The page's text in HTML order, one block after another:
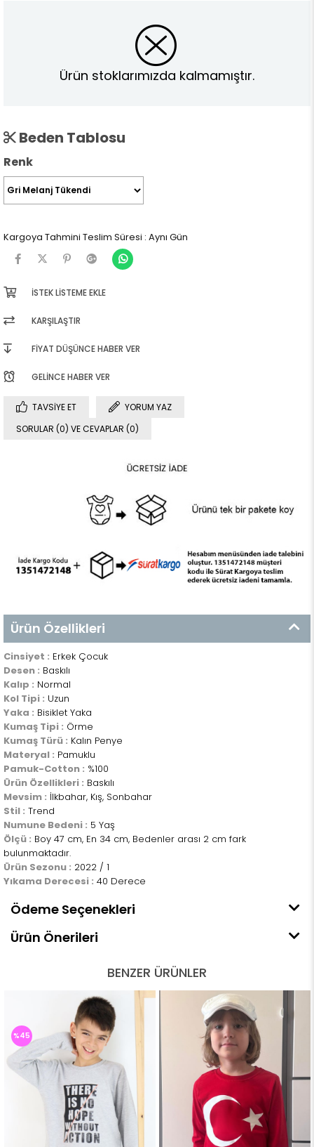
Ürün stoklarımızda kalmamıştır.
Beden Tablosu
Renk
Kargoya Tahmini Teslim Süresi : Aynı Gün
İSTEK LISTEME EKLE
KARŞILAŞTIR
FIYAT DÜŞÜNCE HABER VER
GELINCE HABER VER
TAVSIYE ET
YORUM YAZ
SORULAR (0) VE CEVAPLAR (0)
Ürün Özellikleri
Cinsiyet : Erkek Çocuk
Desen : Baskılı
Kalıp : Normal
Kol Tipi : Uzun
Yaka : Bisiklet Yaka
Kumaş Tipi : Örme
Kumaş Türü : Kalın Penye
Materyal : Pamuklu
Pamuk-Cotton : %100
Ürün Özellikleri : Baskılı
Mevsim : İlkbahar, Kış, Sonbahar
Stil : Trend
Numune Bedeni : 5 Yaş
Ölçü : Boy 47 cm, En 34 cm, Bedenler arası 2 cm fark
bulunmaktadır.
Ürün Sezonu : 2022 / 1
Yıkama Derecesi : 40 Derece
Ödeme Seçenekleri
Ürün Önerileri
BENZER ÜRÜNLER
%45